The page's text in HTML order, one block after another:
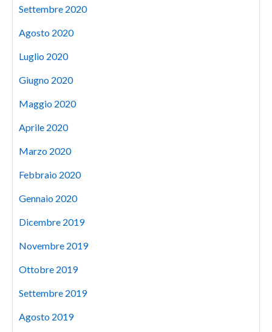
Settembre 2020
Agosto 2020
Luglio 2020
Giugno 2020
Maggio 2020
Aprile 2020
Marzo 2020
Febbraio 2020
Gennaio 2020
Dicembre 2019
Novembre 2019
Ottobre 2019
Settembre 2019
Agosto 2019